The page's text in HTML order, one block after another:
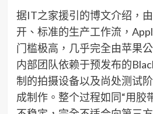
据IT之家援引的博文介绍，
开、标准的生产工作流，
门槛极高，几乎完全由苹果
内部团队依赖于预发布的
制的拍摄设备以及尚处测试
成制作。整个过程如同“用胶